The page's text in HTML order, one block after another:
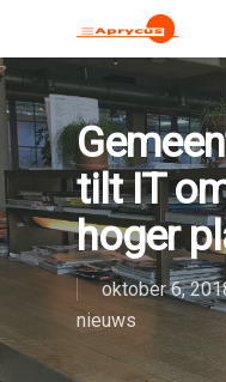
tilt IT
hoger
oktober 6,
nieuws